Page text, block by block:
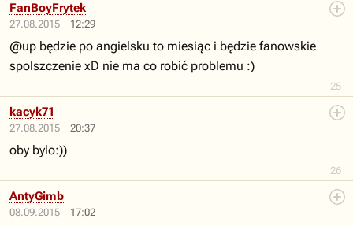
27.08.2015 12:29
25
FanBoyFrytek
@up będzie po angielsku to miesiąc i będzie fanowskie
spolszczenie xD nie ma co robić problemu :)
27.08.2015 20:37
26
kacyk71
oby bylo:))
08.09.2015 17:02
AntyGimb